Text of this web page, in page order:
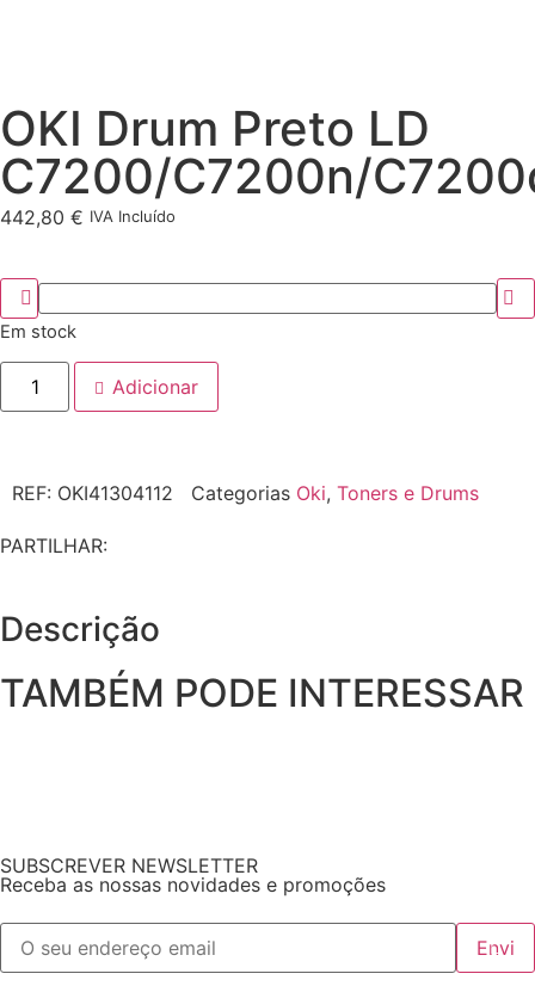
OKI Drum Preto LD
C7200/C7200n/
442,80 € IVA Incluído
Em stock
Adicionar
REF: OKI41304112 Categorias Oki, Toners e Drums
PARTILHAR:
Descrição
TAMBÉM PODE INTERESSAR
SUBSCREVER NEWSLETTER
Receba as nossas novidades e promoções